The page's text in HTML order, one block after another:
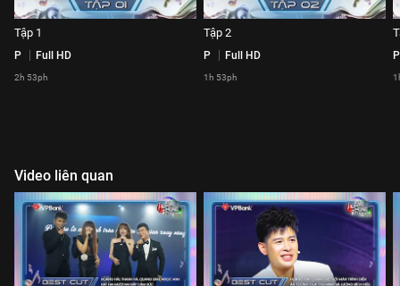
Tập 1
P Full HD
2h 53ph
Tập 2
P Full HD
1h 53ph
P
Video liên quan